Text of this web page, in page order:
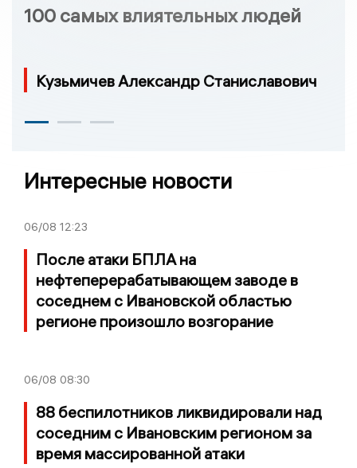
100 самых влиятельных людей
Кузьмичев Александр Станиславович
Интересные новости
06/08 12:23
После атаки БПЛА на
нефтеперерабатывающем заводе в
соседнем с Ивановской областью
регионе произошло возгорание
06/08 08:30
88 беспилотников ликвидировали над
соседним с Ивановским регионом за
время массированной атаки